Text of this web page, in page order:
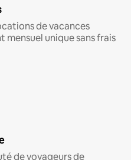
de vacances
mensuel unique sans frais
de voyageurs de